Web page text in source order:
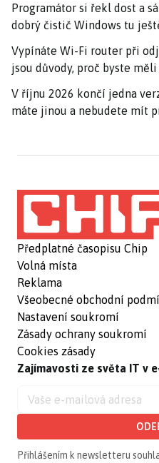
Programátor si řekl dost a
dobrý čistič Windows tu
Vypínáte Wi-Fi router při
jsou důvody, proč byste měli
V říjnu 2026 končí jedna
máte jinou a nebudete mít
Předplatné časopisu Chip
Volná místa
Reklama
Všeobecné obchodní
Nastavení soukromí
Zásady ochrany soukromí
Cookies zásady
Zajímavosti ze světa IT v
Přihlášením k newsletteru